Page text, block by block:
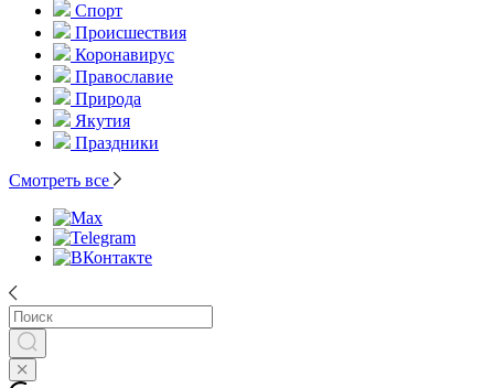
Спорт
Происшествия
Коронавирус
Православие
Природа
Якутия
Праздники
Смотреть все